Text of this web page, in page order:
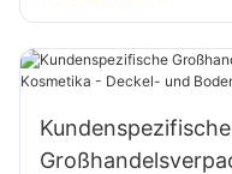
Kundenspezifische